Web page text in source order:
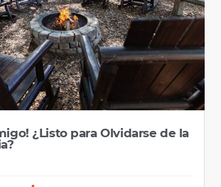
¿Listo para Olvidarse de la